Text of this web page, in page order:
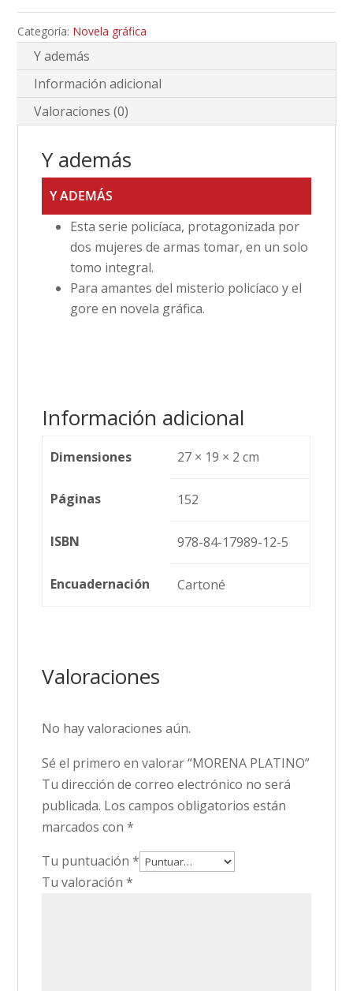
Categoría: Novela gráfica
Y además
Información adicional
Valoraciones (0)
Y además
Y ADEMÁS
Esta serie policíaca, protagonizada por
dos mujeres de armas tomar, en un solo
tomo integral.
Para amantes del misterio policíaco y el
gore en novela gráfica.
Información adicional
Dimensiones 27 × 19 × 2 cm
Páginas 152
ISBN 978-84-17989-12-5
Encuadernación Cartoné
Valoraciones
No hay valoraciones aún.
Sé el primero en valorar “MORENA PLATINO”
Tu dirección de correo electrónico no será
publicada. Los campos obligatorios están
marcados con*
Tu puntuación*
Tu valoración*